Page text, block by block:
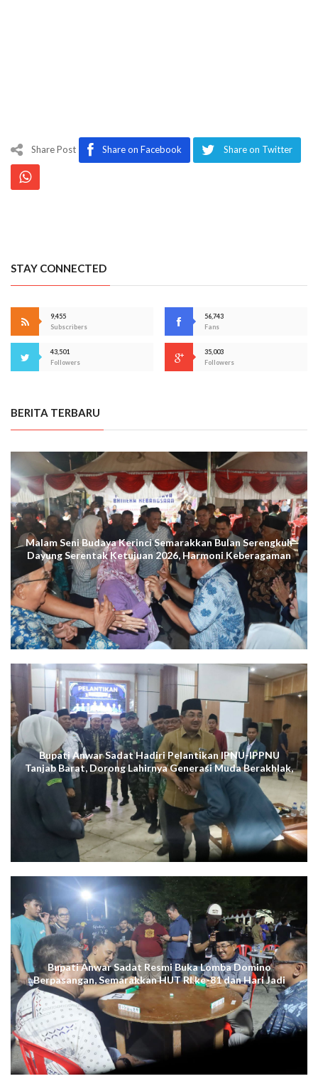
Share Post Share on Facebook Share on Twitter
STAY CONNECTED
9,455
Subscribers
56,743
Fans
43,501
Followers
35,003
Followers
BERITA TERBARU
Malam Seni Budaya Kerinci Semarakkan Bulan Serengkuh
Dayung Serentak Ketujuan 2026, Harmoni Keberagaman
Terus Menggema di Kuala Tungkal
Bupati Anwar Sadat Hadiri Pelantikan IPNU-IPPNU
Tanjab Barat, Dorong Lahirnya Generasi Muda Berakhlak,
Cerdas Digital, dan Berdaya Saing
Bupati Anwar Sadat Resmi Buka Lomba Domino
Berpasangan, Semarakkan HUT RI ke-81 dan Hari Jadi
ke-61 Tanjab Barat